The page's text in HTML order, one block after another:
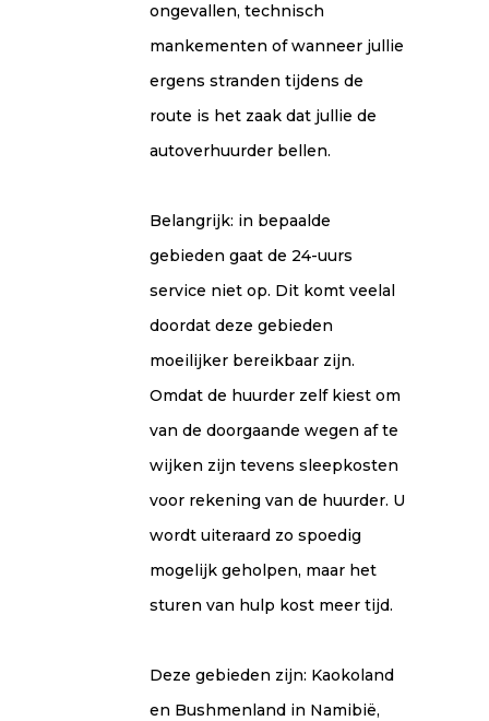
ongevallen, technisch
mankementen of wanneer jullie
ergens stranden tijdens de
route is het zaak dat jullie de
autoverhuurder bellen.
Belangrijk: in bepaalde
gebieden gaat de 24-uurs
service niet op. Dit komt veelal
doordat deze gebieden
moeilijker bereikbaar zijn.
Omdat de huurder zelf kiest om
van de doorgaande wegen af te
wijken zijn tevens sleepkosten
voor rekening van de huurder. U
wordt uiteraard zo spoedig
mogelijk geholpen, maar het
sturen van hulp kost meer tijd.
Deze gebieden zijn: Kaokoland
en Bushmenland in Namibië,